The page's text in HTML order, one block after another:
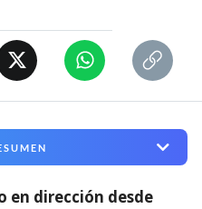
dirección desde